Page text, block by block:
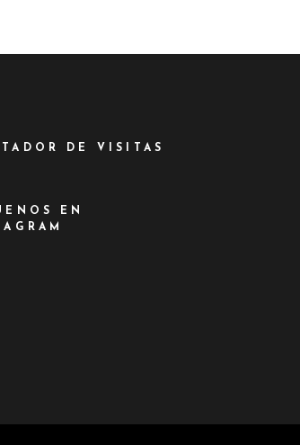
DE VISITAS
EN